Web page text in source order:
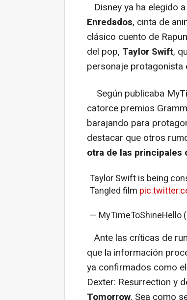
Disney ya ha elegido
Enredados, cinta de
clásico cuento de
del pop, Taylor Swift,
personaje protagonista
Según publicaba
catorce premios
barajando para
destacar que otros
otra de las principales
Taylor Swift is being
Tangled film
— MyTimeToShineHello
Ante las críticas de
que la información
ya confirmados como
Dexter: Resurrection y
Tomorrow. Sea como